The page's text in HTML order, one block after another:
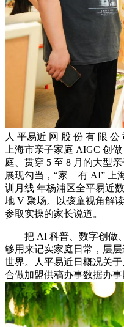
人 平易近 网 股 份 有 限
上海市亲子家庭 AIGC 创
庭、贯穿 5 至 8 月的大型
展现勾当，“家 + 有 AI” 上
训月线 年杨浦区全平易近
地 V 聚场。以孩童视角解
参取实操的家长说道。
把 AI 科普、数字创做、
够用来记实家庭日常，层
世界。人平易近日概况关
合做加盟供稿办事数据办